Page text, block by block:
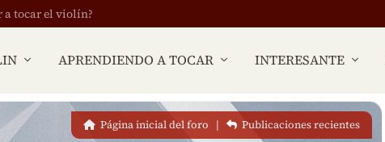
a tocar el violín?
APRENDIENDO A TOCAR INTERESANTE
Página inicial del foro | Publicaciones recientes